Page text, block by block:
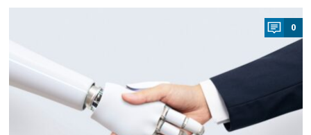
a
0